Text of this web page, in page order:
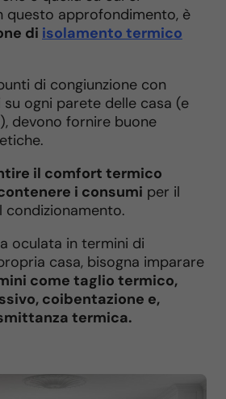
questo approfondimento, è
di isolamento termico
di congiunzione con
su ogni parete delle casa (e
devono fornire buone
il comfort termico
i consumi per il
condizionamento.
oculata in termini di
casa, bisogna imparare
come taglio termico,
coibentazione e,
termica.